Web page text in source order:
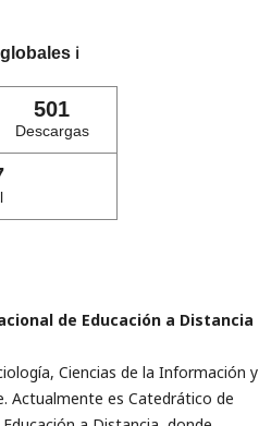
ℹ️
501
Descargas
de Educación a Distancia
Ciencias de la Información y
Actualmente es Catedrático de